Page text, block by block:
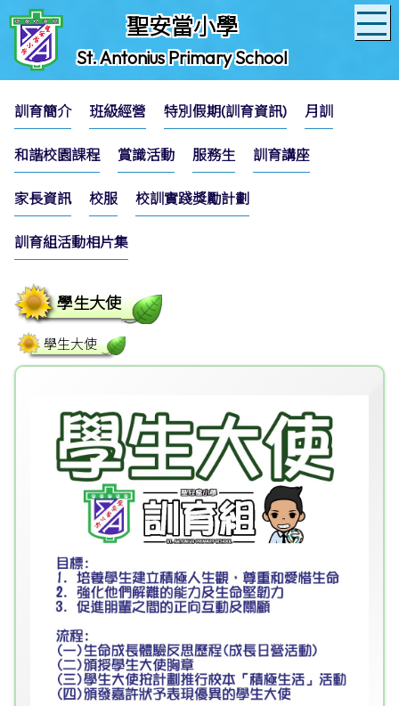
聖安當小學
St. Antonius Primary School
訓育簡介 班級經營 特別假期(訓育資訊) 月訓
和諧校園課程 賞識活動 服務生 訓育講座
家長資訊 校服 校訓實踐獎勵計劃
訓育組活動相片集
學生大使
學生大使